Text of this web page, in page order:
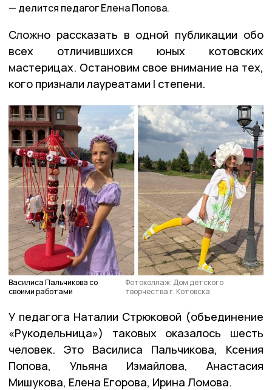
делится педагог Елена Попова.
Сложно рассказать в одной публикации обо
всех отличившихся юных котовских
мастерицах. Остановим свое внимание на тех,
кого признали лауреатами I степени.
Василиса Пальчикова со
своими работами
Фотоколлаж: Дом детского
творчества г. Котовска
У педагога Наталии Стрюковой (объединение
«Рукодельница») таковых оказалось шесть
человек. Это Василиса Пальчикова, Ксения
Попова, Ульяна Измайлова, Анастасия
Мишукова, Елена Егорова, Ирина Ломова.